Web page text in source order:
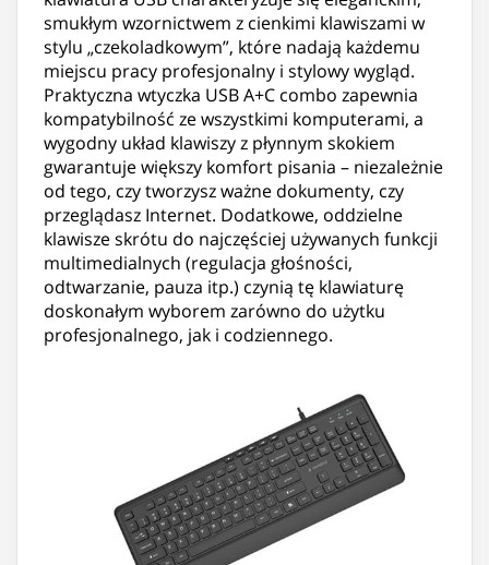
smukłym wzornictwem z cienkimi klawiszami w
stylu „czekoladkowym”, które nadają każdemu
miejscu pracy profesjonalny i stylowy wygląd.
Praktyczna wtyczka USB A+C combo zapewnia
kompatybilność ze wszystkimi komputerami, a
wygodny układ klawiszy z płynnym skokiem
gwarantuje większy komfort pisania – niezależnie
od tego, czy tworzysz ważne dokumenty, czy
przeglądasz Internet. Dodatkowe, oddzielne
klawisze skrótu do najczęściej używanych funkcji
multimedialnych (regulacja głośności,
odtwarzanie, pauza itp.) czynią tę klawiaturę
doskonałym wyborem zarówno do użytku
profesjonalnego, jak i codziennego.